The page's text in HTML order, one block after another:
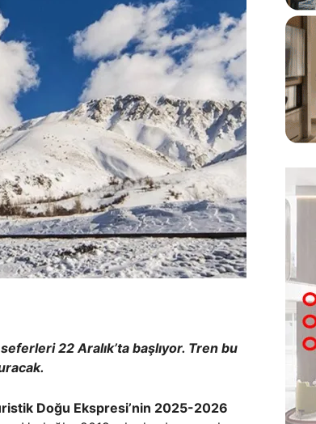
22 Aralık’ta başlıyor. Tren bu
Doğu Ekspresi’nin 2025-2026